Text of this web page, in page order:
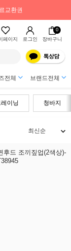
교환권
페이지 로그인
0
장바구니
전체 브랜드전체
레이닝 청바지
후드 조끼짚업(2색상)-